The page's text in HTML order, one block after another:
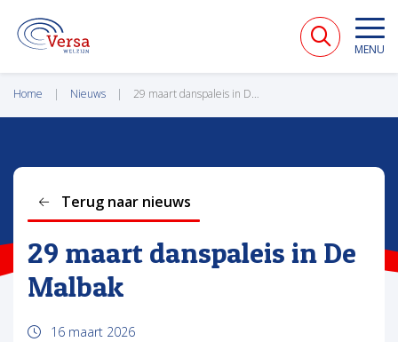
VERSA WELZIJN MENU
Home Nieuws 29 maart danspaleis in De Malbak
Terug naar nieuws
29 maart danspaleis in De
Malbak
16 maart 2026